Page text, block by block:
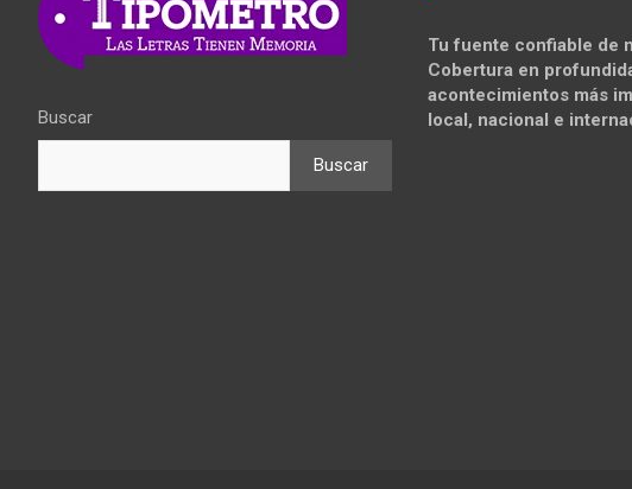
Buscar
Buscar
Tu fuente confiable de
Cobertura en
acontecimientos más
local, nacional e